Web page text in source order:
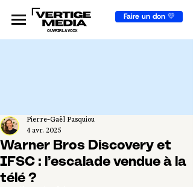
Faire un don 💛
OUVRIR LA VOIX
Warner Bros Discovery et
IFSC : l’escalade vendue à la
télé ?
Pierre-Gaël Pasquiou
4 avr. 2025